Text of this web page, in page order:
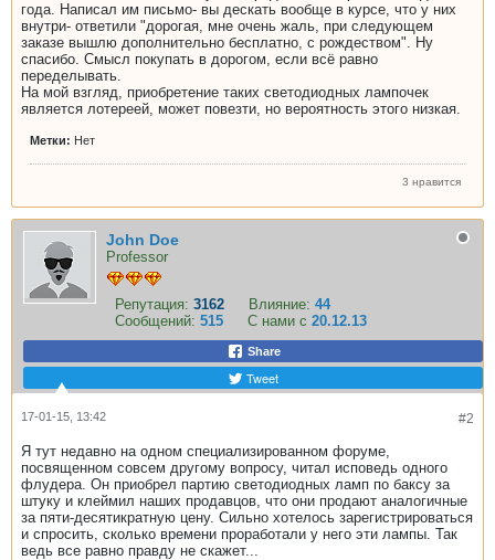
года. Написал им письмо- вы дескать вообще в курсе, что у них
внутри- ответили "дорогая, мне очень жаль, при следующем
заказе вышлю дополнительно бесплатно, с рождеством". Ну
спасибо. Смысл покупать в дорогом, если всё равно
переделывать.
На мой взгляд, приобретение таких светодиодных лампочек
является лотереей, может повезти, но вероятность этого низкая.
Метки: Нет
3 нравится
John Doe
Professor
Репутация: 3162 Влияние: 44
Сообщений: 515 С нами с 20.12.13
Share
Tweet
#2
17-01-15, 13:42
Я тут недавно на одном специализированном форуме,
посвященном совсем другому вопросу, читал исповедь одного
флудера. Он приобрел партию светодиодных ламп по баксу за
штуку и клеймил наших продавцов, что они продают аналогичные
за пяти-десятикратную цену. Сильно хотелось зарегистрироваться
и спросить, сколько времени проработали у него эти лампы. Так
ведь все равно правду не скажет...